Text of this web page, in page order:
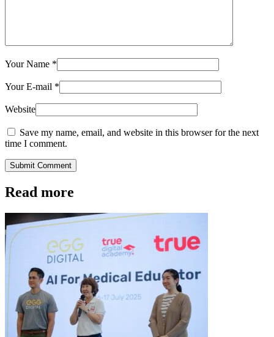
Your Name *
Your E-mail *
Website
Save my name, email, and website in this browser for the next
time I comment.
Submit Comment
Read more